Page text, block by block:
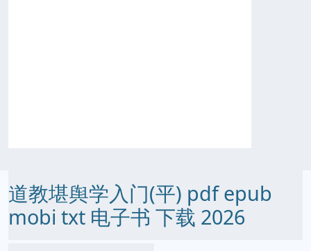
道教堪舆学入门(平) pdf epub
mobi txt 电子书 下载 2026